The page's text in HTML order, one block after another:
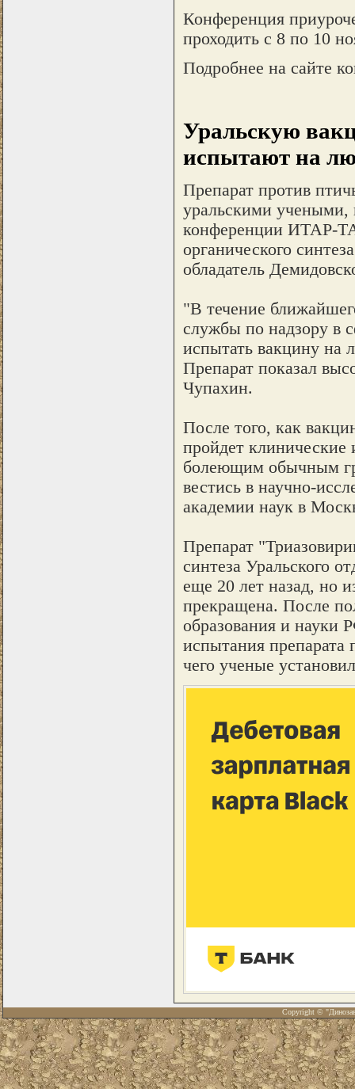
Конференция
проходить с 8 по 10
Подробнее на сайте
Уральскую
испытают на
Препарат против
уральскими учеными,
конференции ИТАР-
органического
обладатель
"В течение
службы по надзору в
испытать вакцину
Препарат показал
Чупахин.
После того, как
пройдет клинические
болеющим обычным
вестись в научно-
академии наук в
Препарат
синтеза Уральского
еще 20 лет назад, но
прекращена. После
образования и науки
испытания
чего ученые
Copyright ©